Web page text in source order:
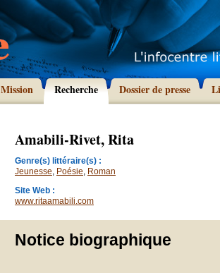
Mission Recherche Dossier de presse
Amabili-Rivet, Rita
Genre(s) littéraire(s) :
Jeunesse, Poésie, Roman
Site Web :
www.ritaamabili.com
Notice biographique